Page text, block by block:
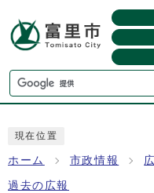
現在位置
ホーム 市政情報
過去の広報